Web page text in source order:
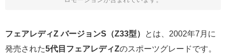
フェアレディZ バージョンS（Z33型）
とは、2002年7月に
発売された5代目フェアレディZのスポーツグレードです。